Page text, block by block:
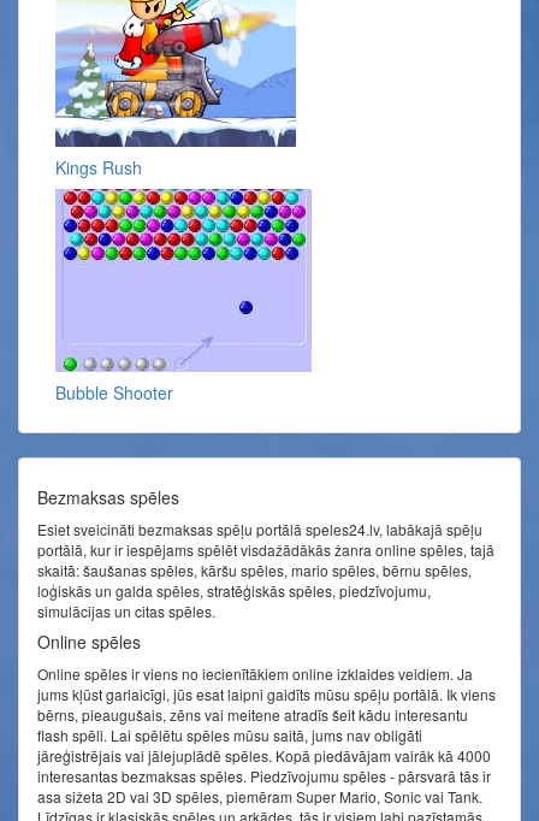
Kings Rush
Bubble Shooter
Bezmaksas spēles
Esiet sveicināti bezmaksas spēļu portālā speles24.lv, labākajā spēļu
portālā, kur ir iespējams spēlēt visdažādākās žanra online spēles, tajā
skaitā: šaušanas spēles, kāršu spēles, mario spēles, bērnu spēles,
loģiskās un galda spēles, stratēģiskās spēles, piedzīvojumu,
simulācijas un citas spēles.
Online spēles
Online spēles ir viens no iecienītākiem online izklaides veidiem. Ja
jums kļūst garlaicīgi, jūs esat laipni gaidīts mūsu spēļu portālā. Ik viens
bērns, pieaugušais, zēns vai meitene atradīs šeit kādu interesantu
flash spēli. Lai spēlētu spēles mūsu saitā, jums nav obligāti
jāreģistrējais vai jālejuplādē spēles. Kopā piedāvājam vairāk kā 4000
interesantas bezmaksas spēles. Piedzīvojumu spēles - pārsvarā tās ir
asa sižeta 2D vai 3D spēles, piemēram Super Mario, Sonic vai Tank.
Līdzīgas ir klasiskās spēles un arkādes, tās ir visiem labi pazīstamās